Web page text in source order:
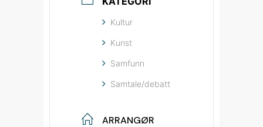
Kultur
Kunst
Samfunn
Samtale/debatt
ARRANGØR